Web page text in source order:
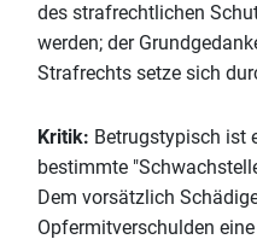
des strafrechtlichen
werden; der
Strafrechts setze sich
Kritik: Betrugstypisch ist
bestimmte
Dem vorsätzlich
Opfermitverschulden